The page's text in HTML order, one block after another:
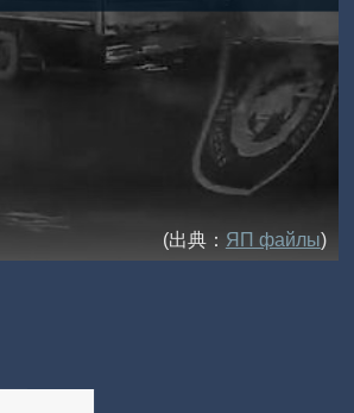
(出典： ЯП файлы)